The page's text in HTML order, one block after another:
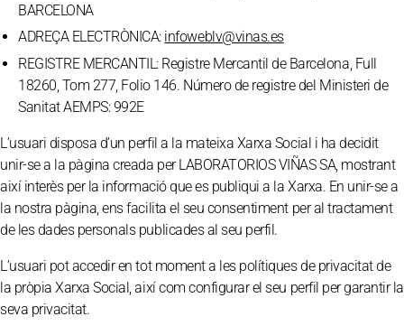
BARCELONA
ADREÇA ELECTRÒNICA: infoweblv@vinas.es
REGISTRE MERCANTIL: Registre Mercantil de Barcelona, Full
18260, Tom 277, Folio 146. Número de registre del Ministeri de
Sanitat AEMPS: 992E
L’usuari disposa d’un perfil a la mateixa Xarxa Social i ha decidit
unir-se a la pàgina creada per LABORATORIOS VIÑAS SA, mostrant
així interès per la informació que es publiqui a la Xarxa. En unir-se a
la nostra pàgina, ens facilita el seu consentiment per al tractament
de les dades personals publicades al seu perfil.
L’usuari pot accedir en tot moment a les polítiques de privacitat de
la pròpia Xarxa Social, així com configurar el seu perfil per garantir la
seva privacitat.